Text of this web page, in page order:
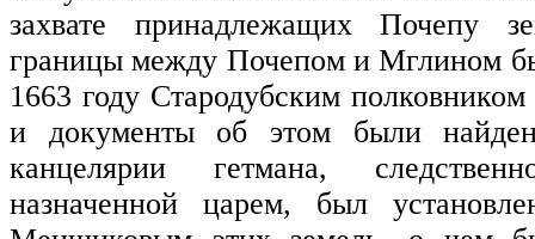
захвате принадлежащих Почепу
границы между Почепом и Мглином
1663 году Стародубским
и документы об этом были
канцелярии гетмана,
назначенной царем, был